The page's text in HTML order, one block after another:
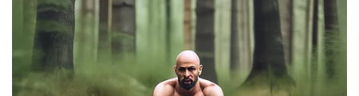
"50 không xây nhà, 60 không trồng cây,
70 không may áo" có ý nghĩa gì? Đừng
hiểu theo nghĩa đen